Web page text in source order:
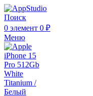
Поиск
0 элемент 0 ₽
Меню